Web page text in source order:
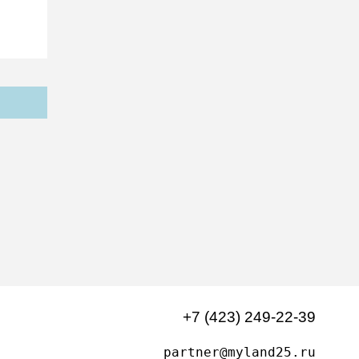
+7 (423) 249-22-39
partner@myland25.ru